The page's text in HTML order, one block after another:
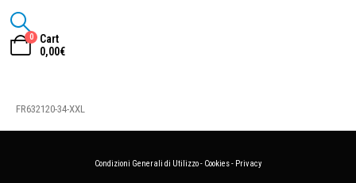
0
Cart
0,00€
FR632120-34-XXL
Condizioni Generali di Utilizzo- Cookies- Privacy